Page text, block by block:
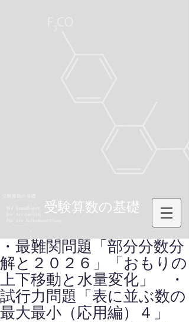
受験算数の基礎
・最難関問題「部分分数分
解と２０２６」「おもりの
上下移動と水量変化」 ・
試行力問題「表に並ぶ数の
最大最小（応用編）４」